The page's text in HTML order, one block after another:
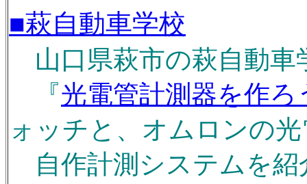
■萩自動車学校
山口県萩市の萩自動車
『光電管計測器を作ろ
ォッチと、オムロンの
自作計測システムを紹